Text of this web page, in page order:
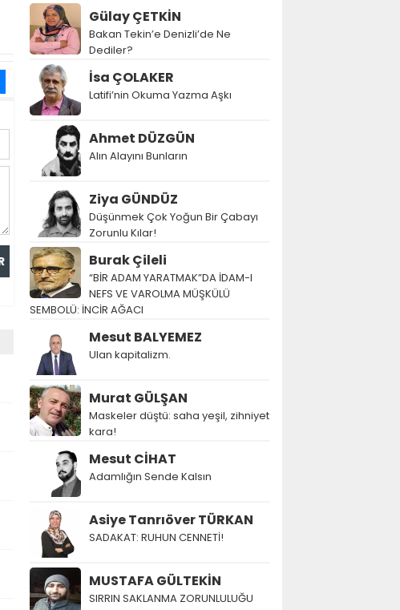
Gülay ÇETKİN
Bakan Tekin’e Denizli’de Ne
Dediler?
İsa ÇOLAKER
Latifi’nin Okuma Yazma Aşkı
Ahmet DÜZGÜN
Alın Alayını Bunların
Ziya GÜNDÜZ
Düşünmek Çok Yoğun Bir Çabayı
Zorunlu Kılar!
Burak Çileli
“BİR ADAM YARATMAK”DA İDAM-I
NEFS VE VAROLMA MÜŞKÜLÜ
SEMBOLÜ: İNCİR AĞACI
Mesut BALYEMEZ
Ulan kapitalizm.
Murat GÜLŞAN
Maskeler düştü: saha yeşil, zihniyet
kara!
Mesut CİHAT
Adamlığın Sende Kalsın
Asiye Tanrıöver TÜRKAN
SADAKAT: RUHUN CENNETİ!
MUSTAFA GÜLTEKİN
SIRRIN SAKLANMA ZORUNLULUĞU